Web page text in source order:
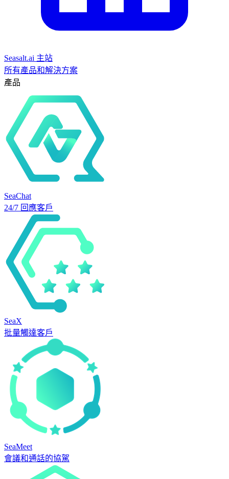
Seasalt.ai 主站
所有產品和解決方案
產品
SeaChat
24/7 回應客戶
SeaX
批量觸達客戶
SeaMeet
會議和通話的協駕